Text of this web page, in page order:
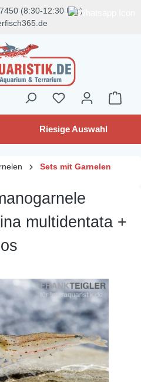
(8:30-12:30 Uhr)
Riesige Auswahl
Sets mit Garnelen
multidentata +